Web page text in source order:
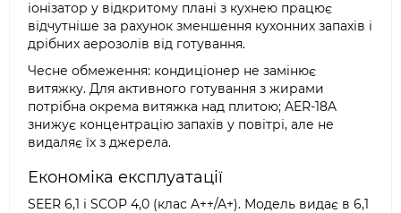
іонізатор у відкритому плані з кухнею працює
відчутніше за рахунок зменшення кухонних запахів і
дрібних аерозолів від готування.
Чесне обмеження: кондиціонер не замінює
витяжку. Для активного готування з жирами
потрібна окрема витяжка над плитою; AER-18A
знижує концентрацію запахів у повітрі, але не
видаляє їх з джерела.
Економіка експлуатації
SEER 6,1 і SCOP 4,0 (клас A++/A+). Модель видає в 6,1